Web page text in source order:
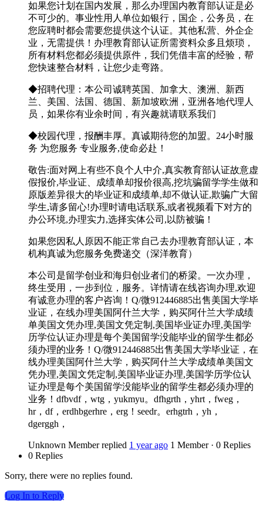
如果您计划在国内发展，那么办理国内教育部认证是必
不可少的。事业性用人单位如银行，国企，公务员，在
您应聘时都会需要您提供这个认证。其他私营、外企企
业，无需提供！办理教育部认证所需资料众多且烦琐，
所有材料您都必须提供原件，我们凭借丰富的经验，帮
您快速整合材料，让您少走弯路。
◆招聘代理：本公司诚聘英国、加拿大、澳洲、新西
兰、美国、法国、德国、新加坡欧洲，亚洲各地代理人
员，如果你有业余时间，有兴趣就请联系我们
◆校园代理，报酬丰厚。真诚期待您的加盟。24小时服
务 为您服务 专业服务,使命必赴！
敬告:面对网上有些不良个人中介,真实教育部认证故意虚
假报价,毕业证、成绩单却报价很高,挖坑骗留学学生做和
原版差异很大的毕业证和成绩单,却不做认证,欺骗广大留
学生,请多留心!办理时请电话联系,或者视频看下对方的
办公环境,办理实力,选择实体公司,以防被骗！
如果您因私人原因不能正常自己去办理教育部认证，本
机构真诚为您服务免费递交（深洋教育）
本公司是留学创业和海归创业者们的桥梁。一次办理，
终生受用，一步到位，服务。详情请在线咨询办理,欢迎
有诚意办理的客户咨询！Q/微912446885出售美国大学毕
业证，在线办理美国阿什兰大学，购买阿什兰大学成绩
单美国文凭办理,美国文凭定制,美国毕业证办理,美国学
历学位认证办理是每个美国留学没能毕业的留学生都必
须办理的业务！Q/微912446885出售美国大学毕业证，在
线办理美国阿什兰大学，购买阿什兰大学成绩单美国文
凭办理,美国文凭定制,美国毕业证办理,美国学历学位认
证办理是每个美国留学没能毕业的留学生都必须办理的
业务！dfbvdf，wtg，yukmyu。dfhgrth，yhrt，fweg，
hr，df，erdhbgerhre，erg！seedr。erhgtrh，yh，
dgerggh，
Unknown Member replied 1 year ago 1 Member · 0 Replies
0 Replies
Sorry, there were no replies found.
Log In to Reply